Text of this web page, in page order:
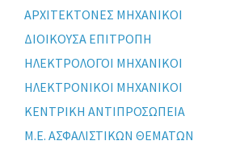
ΑΡΧΙΤΕΚΤΟΝΕΣ ΜΗΧΑΝΙΚΟΙ
ΔΙΟΙΚΟΥΣΑ ΕΠΙΤΡΟΠΗ
ΗΛΕΚΤΡΟΛΟΓΟΙ ΜΗΧΑΝΙΚΟΙ
ΗΛΕΚΤΡΟΝΙΚΟΙ ΜΗΧΑΝΙΚΟΙ
ΚΕΝΤΡΙΚΗ ΑΝΤΙΠΡΟΣΩΠΕΙΑ
Μ.Ε. ΑΣΦΑΛΙΣΤΙΚΩΝ ΘΕΜΑΤΩΝ